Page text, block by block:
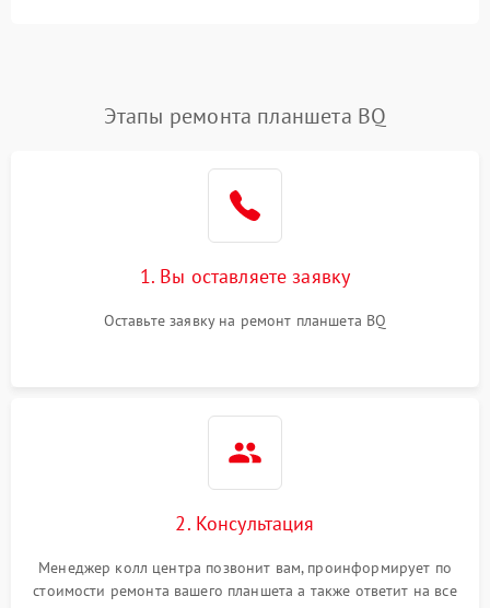
Этапы ремонта планшета BQ
1. Вы оставляете заявку
Оставьте заявку на ремонт планшета BQ
2. Консультация
Менеджер колл центра позвонит вам, проинформирует по
стоимости ремонта вашего планшета а также ответит на все